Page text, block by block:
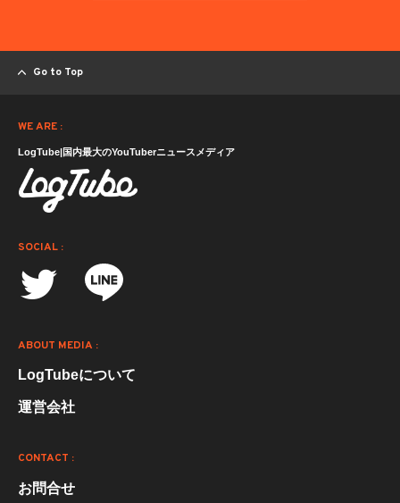
Go to Top
WE ARE :
LogTube|国内最大のYouTuberニュースメディア
SOCIAL :
ABOUT MEDIA :
LogTubeについて
運営会社
CONTACT :
お問合せ